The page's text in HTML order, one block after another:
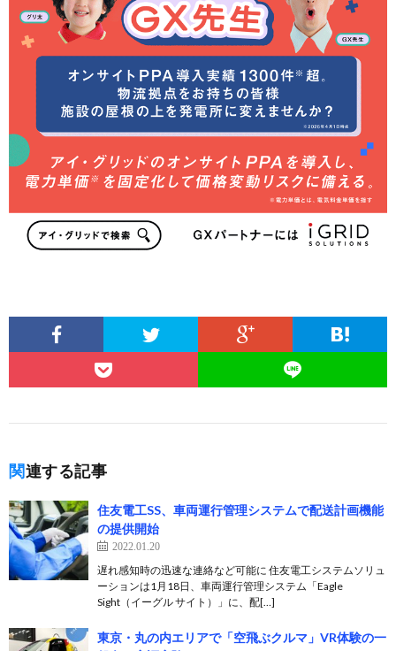
関連する記事
住友電工SS、車両運行管理システムで配送計画機能
の提供開始
2022.01.20
遅れ感知時の迅速な連絡など可能に 住友電工システムソリュ
ーションは1月18日、車両運行管理システム「Eagle
Sight（イーグル サイト）」に、配[…]
東京・丸の内エリアで「空飛ぶクルマ」VR体験の一